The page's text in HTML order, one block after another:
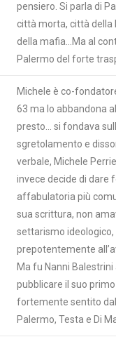
pensiero. Si parla di
città morta, città della
della mafia…Ma al
Palermo del forte
Michele è co-
63 ma lo abbandona
presto… si fondava
sgretolamento e
verbale, Michele
invece decide di dare
affabulatoria più
sua scrittura, non
settarismo ideologico,
prepotentemente
Ma fu Nanni Balestrini
pubblicare il suo
fortemente sentito
Palermo, Testa e Di